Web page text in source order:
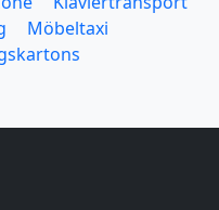
Möbeltaxi